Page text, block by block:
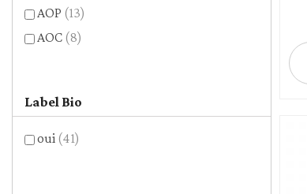
AOP (13)
AOC (8)
Label Bio
oui (41)